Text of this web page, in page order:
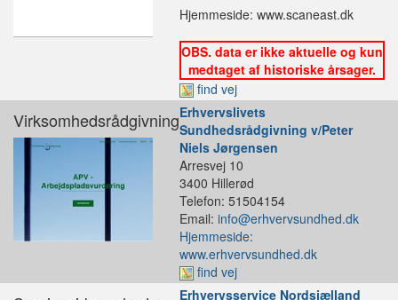
Hjemmeside: www.scaneast.dk
OBS. data er ikke aktuelle og kun
medtaget af historiske årsager.
find vej
VirksomhedsrådgivningErhvervslivets
Sundhedsrådgivning v/Peter
Niels Jørgensen
Arresvej 10
3400 Hillerød
Telefon: 51504154
Email: info@erhvervsundhed.dk
Hjemmeside:
www.erhvervsundhed.dk
find vej
Erhvervsservice Nordsjælland